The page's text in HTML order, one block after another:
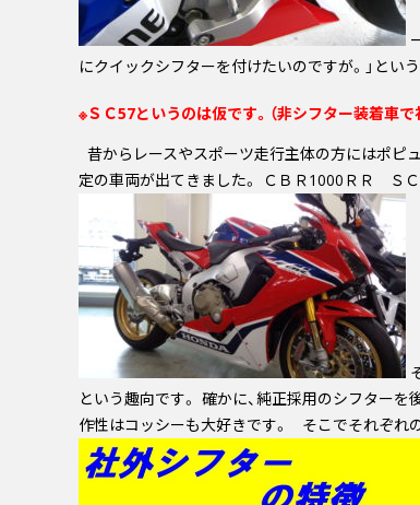
にクイックシフターを付けたいのですが。」 とい
※ＳＣ57というのは仮です。（非シフター装着車で
昔からレースやスポーツ走行主体の方にはポピ
定の車両が出てきました。 ＣＢＲ1000ＲＲ
という趣向です。 確かに、純正採用のシフター
作性はコッシーも大好きです。 そこでそれぞれ